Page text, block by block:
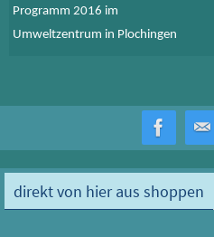
Programm 2016 im
Umweltzentrum in Plochingen
direkt von hier aus shoppen